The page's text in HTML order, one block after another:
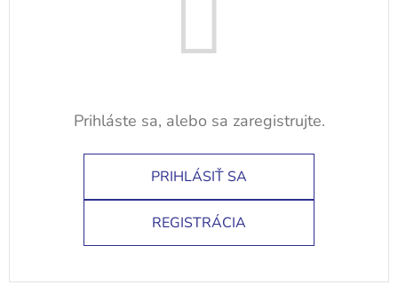
PRIHLÁSIŤ SA
REGISTRÁCIA